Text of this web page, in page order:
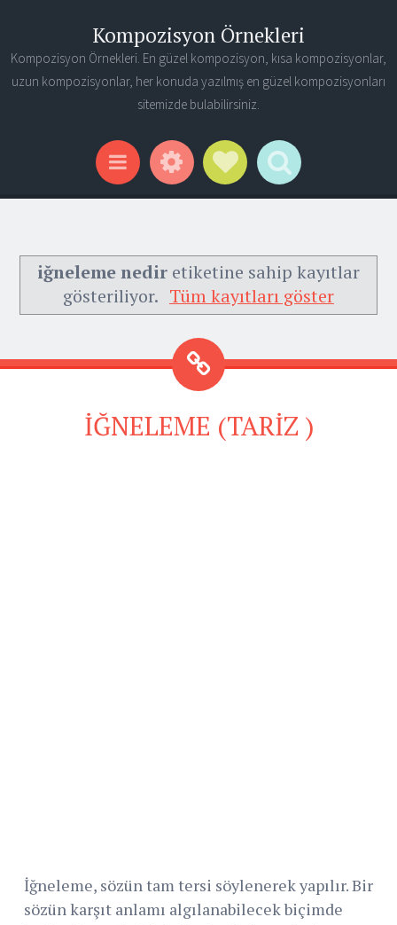
Kompozisyon Örnekleri
Kompozisyon Örnekleri. En güzel kompozisyon, kısa kompozisyonlar,
uzun kompozisyonlar, her konuda yazılmış en güzel kompozisyonları
sitemizde bulabilirsiniz.
Menu WidgetsSocial Links
Search
iğneleme nedir etiketine sahip kayıtlar
gösteriliyor. Tüm kayıtları göster
İĞNELEME (TARİZ )
İğneleme, sözün tam tersi söylenerek yapılır. Bir
sözün karşıt anlamı algılanabilecek biçimde